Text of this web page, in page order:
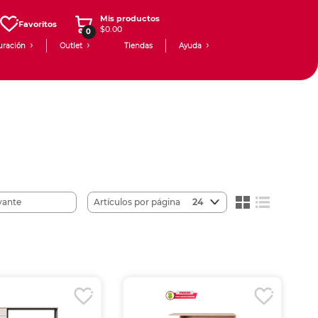
Favoritos
0
Mis productos
$0.00
Outlet Tiendas Ayuda
Artículos por página 24